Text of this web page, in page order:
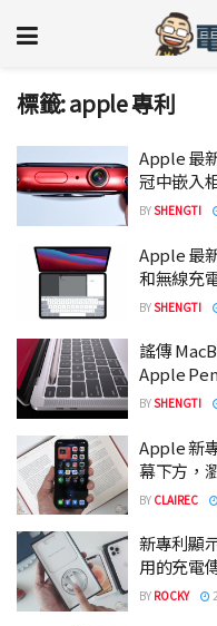
標籤:apple 專利
Apple 最
冠中嵌入
BYSHENGTI
Apple 最
和無線充
BYSHENGTI
謠傳
Apple
BYSHENGTI
Apple 新
幕下方，
BY CLAIREC
新專利顯
用的充電
BY ROCKY